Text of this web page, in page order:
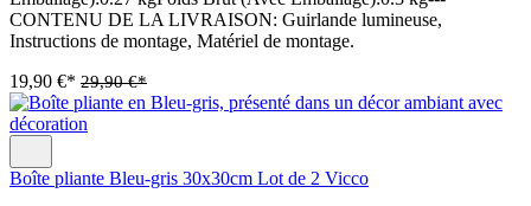
CONTENU DE LA LIVRAISON: Guirlande lumineuse,
Instructions de montage, Matériel de montage.
19,90 €* 29,90 €*
Boîte pliante Bleu-gris 30x30cm Lot de 2 Vicco